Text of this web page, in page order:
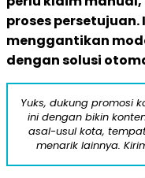
proses
menggantikan
dengan solusi
Yuks, dukung promosi
ini dengan bikin
asal-usul kota,
menarik lainnya.